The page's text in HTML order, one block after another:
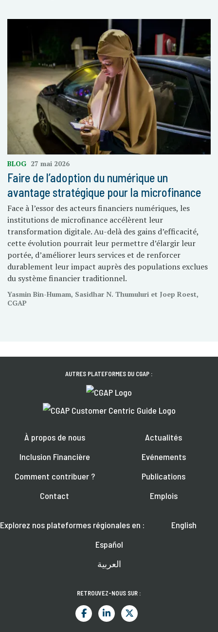
BLOG 27 mai 2026
Faire de l’adoption du numérique un
avantage stratégique pour la microfinance
Face à l’essor des acteurs financiers numériques, les
institutions de microfinance accélèrent leur
transformation digitale. Au-delà des gains d’efficacité,
cette évolution pourrait leur permettre d’élargir leur
portée, d’améliorer leurs services et de renforcer
durablement leur impact auprès des populations exclues
du système financier traditionnel.
Yasmin Bin-Humam, Sasidhar N. Thumuluri et Joep Roest,
CGAP
AUTRES PLATEFORMES DU CGAP :
À propos de nous
Inclusion Financière
Comment contribuer ?
Contact
Actualités
Evénements
Publications
Emplois
Explorez nos plateformes régionales en :
English
Español
العربية
RETROUVEZ-NOUS SUR :